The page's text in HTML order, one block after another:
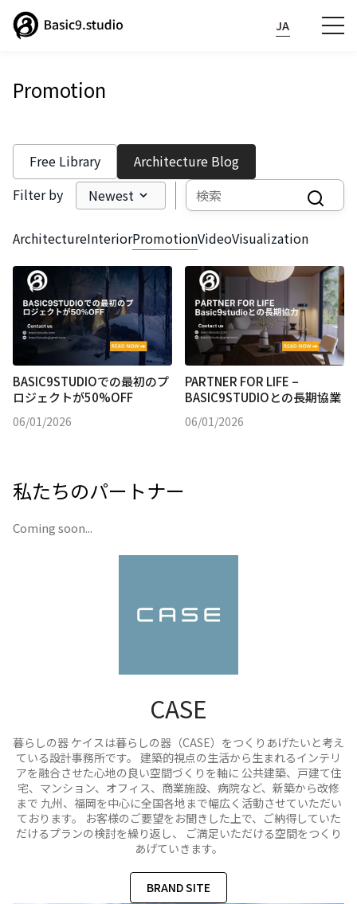
JA
Phone:
07040837249
Email: Basic9studio@gmail.com
Location:福岡市中央区薬院 2丁目3 番 30 号 CASEBLDG 202
Fukuoka-shi, Fukuoka, Japan
Promotion
Free Library
Architecture Blog
Filter by
Newest
ArchitectureInteriorPromotionVideoVisualization
BASIC9STUDIOでの最初のプ
ロジェクトが50%OFF
06/01/2026
PARTNER FOR LIFE –
BASIC9STUDIOとの長期協業
06/01/2026
私たちのパートナー
Coming soon...
CASE
暮らしの器 ケイスは暮らしの器（CASE）をつくりあげたいと考え
ている設計事務所です。 建築的視点の生活から生まれるインテリ
アを融合させた心地の良い空間づくりを軸に 公共建築、戸建て住
宅、マンション、オフィス、商業施設、病院など、新築から改修
まで 九州、福岡を中心に全国各地まで幅広く活動させていただい
ております。 お客様のご要望をお聞きした上で、ご納得していた
だけるプランの検討を繰り返し、 ご満足いただける空間をつくり
あげていきます。
BRAND SITE